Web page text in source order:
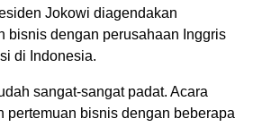
Jokowi diagendakan
bisnis dengan perusahaan Inggris
di Indonesia.
sangat-sangat padat. Acara
pertemuan bisnis dengan beberapa